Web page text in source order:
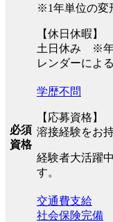
※1年単位の変
【休日休暇】
土日休み ※年
レンダーによる
必須
資格
学歴不問
【応募資格】
溶接経験をお
経験者大活躍
す。
交通費支給
社会保険完備